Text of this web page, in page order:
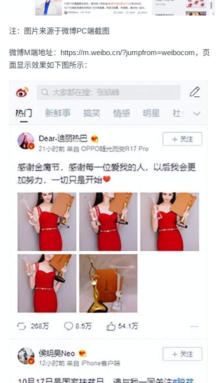
注：图片来源于微博PC端截图
微博M端地址： https://m.weibo.cn/?jumpfrom=weibocom，页
面显示效果如下图所示：